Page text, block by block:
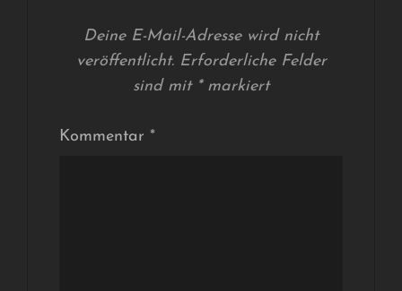
Deine E-Mail-Adresse wird nicht
veröffentlicht. Erforderliche Felder
sind mit *markiert
Kommentar *